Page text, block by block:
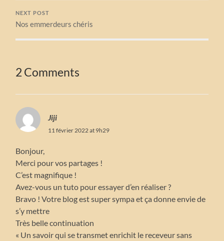
NEXT POST
Nos emmerdeurs chéris
2 Comments
Jiji
11 février 2022 at 9h29
Bonjour,
Merci pour vos partages !
C’est magnifique !
Avez-vous un tuto pour essayer d’en réaliser ?
Bravo ! Votre blog est super sympa et ça donne envie de
s’y mettre
Très belle continuation
« Un savoir qui se transmet enrichit le receveur sans